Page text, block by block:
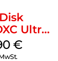
Ultra
Adapter
€